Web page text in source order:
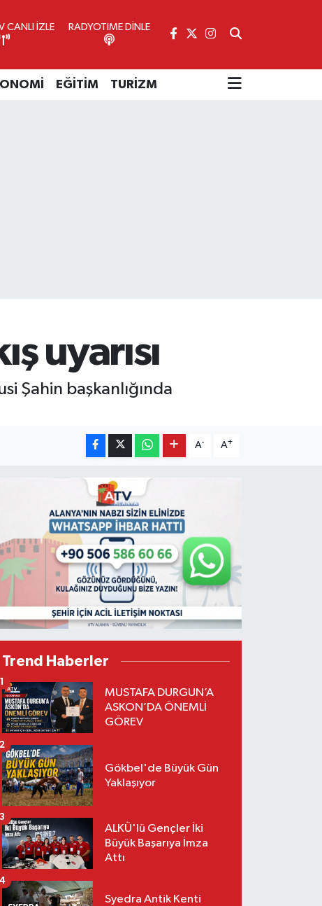
CANLI İZLE RADYOTIME DİNLE
EĞİTİM TURİZM
uyarısı
Şahin başkanlığında
A- A+
Trend Haberler
MUSTAFA DURGUN’A
ASKON’DA ÖNEMLİ
GÖREV
1
Gökbel'de Büyük Gün
Yaklaşıyor
2
ALKÜ'lü Gençler İki
Büyük Başarıya İmza
Attı
3
Syedra Antik Kenti
4